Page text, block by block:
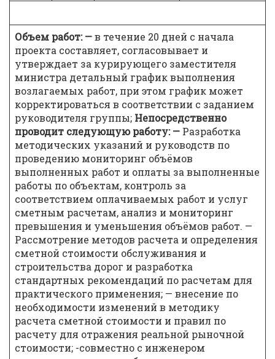
Объем работ: —в течение 20 дней с начала
проекта составляет, согласовывает и
утверждает за курирующего заместителя
министра детальный график выполнения
возлагаемых работ, при этом график может
корректироваться в соответствии с заданием
руководителя группы; Непосредственно
проводит следующую работу: — Разработка
методических указаний и руководств по
проведению мониторинг объёмов
выполненных работ и оплаты за выполненные
работы по объектам, контроль за
соответствием оплачиваемых работ и услуг
сметным расчетам, анализ и мониторинг
превышения и уменьшения объёмов работ. —
Рассмотрение методов расчета и определения
сметной стоимости обслуживания и
строительства дорог и разработка
стандартных рекомендаций по расчетам для
практического применения; — внесение по
необходимости изменений в методику
расчета сметной стоимости и правил по
расчету для отражения реальной рыночной
стоимости; -совместно с инженером